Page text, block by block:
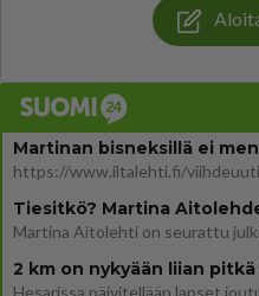
Martinan bisneksillä ei
2 km on nykyään liian